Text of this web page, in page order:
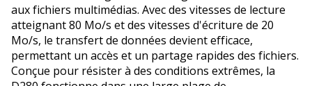
aux fichiers multimédias. Avec des vitesses de lecture
atteignant 80 Mo/s et des vitesses d'écriture de 20
Mo/s, le transfert de données devient efficace,
permettant un accès et un partage rapides des fichiers.
Conçue pour résister à des conditions extrêmes, la